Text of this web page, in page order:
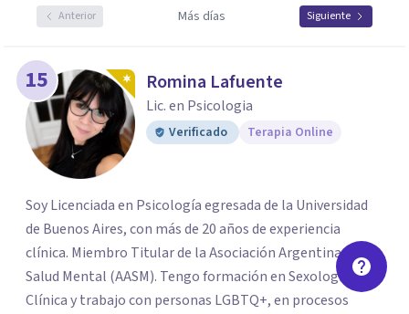
Anterior Más días Siguiente
15 Romina Lafuente
Lic. en Psicologia
Verificado Terapia Online
Soy Licenciada en Psicología egresada de la Universidad
de Buenos Aires, con más de 20 años de experiencia
clínica. Miembro Titular de la Asociación Argentina de
Salud Mental (AASM). Tengo formación en Sexología
Clínica y trabajo con personas LGBTQ+, en procesos